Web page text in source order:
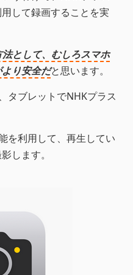
して録画することを実
として、むしろスマホ
り安全だと思います。
タブレットでNHKプラス
を利用して、再生してい
します。